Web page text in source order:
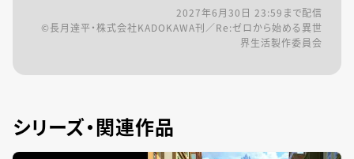
2027年6月30日 23:59 まで配信
©長月達平・株式会社KADOKAWA刊／Re:ゼロから始める異世
界生活製作委員会
シリーズ・関連作品